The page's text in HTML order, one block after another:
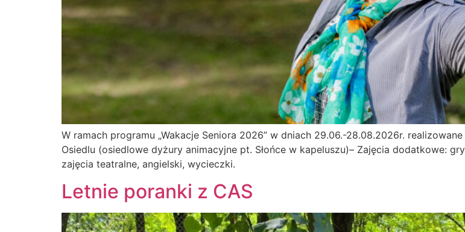
W ramach programu „Wakacje Seniora 2026” w dniach 29.06.-28.08.2026r.
Osiedlu (osiedlowe dyżury animacyjne pt. Słońce w kapeluszu)– Zajęcia dodatkowe:
zajęcia teatralne, angielski, wycieczki.
Letnie poranki z CAS